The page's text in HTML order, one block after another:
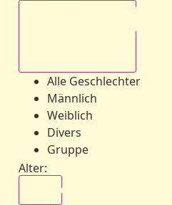
Alle Geschlechter
Männlich
Weiblich
Divers
Gruppe
Alter: